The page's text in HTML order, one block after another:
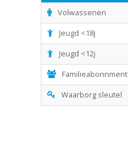
Volwassenen
Jeugd <18j
Jeugd <12j
Familieabonnment
Waarborg sleutel